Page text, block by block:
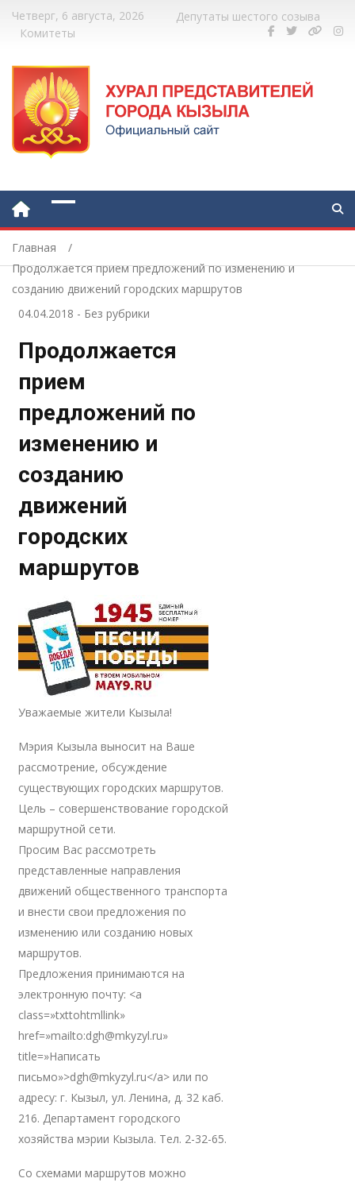
Четверг, 6 августа, 2026
Депутаты шестого созыва
Комитеты
Главная
Продолжается прием предложений по изменению и
созданию движений городских маршрутов
04.04.2018 - Без рубрики
Продолжается
прием
предложений по
изменению и
созданию
движений
городских
маршрутов
Уважаемые жители Кызыла!
Мэрия Кызыла выносит на Ваше
рассмотрение, обсуждение
существующих городских маршрутов.
Цель – совершенствование городской
маршрутной сети.
Просим Вас рассмотреть
представленные направления
движений общественного транспорта
и внести свои предложения по
изменению или созданию новых
маршрутов.
Предложения принимаются на
электронную почту: <a
class=»txttohtmllink»
href=»mailto:dgh@mkyzyl.ru»
title=»Написать
письмо»>dgh@mkyzyl.ru</a> или по
адресу: г. Кызыл, ул. Ленина, д. 32 каб.
216. Департамент городского
хозяйства мэрии Кызыла. Тел. 2-32-65.
Со схемами маршрутов можно